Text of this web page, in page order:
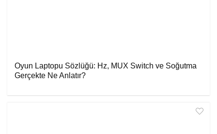
Oyun Laptopu Sözlüğü: Hz, MUX Switch ve Soğutma
Gerçekte Ne Anlatır?